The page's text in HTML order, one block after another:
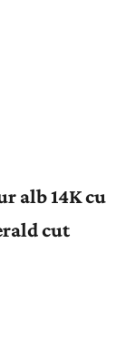
alb 14K cu
cut